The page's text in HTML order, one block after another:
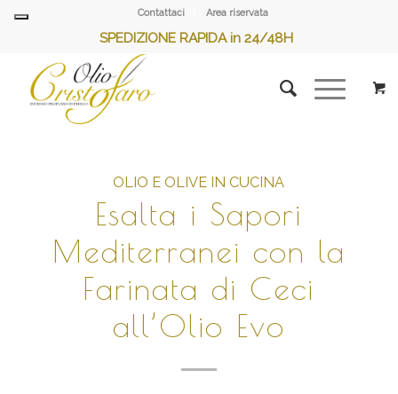
Contattaci Area riservata
SPEDIZIONE RAPIDA in 24/48H
OLIO E OLIVE IN CUCINA
Esalta i Sapori
Mediterranei con la
Farinata di Ceci
all’Olio Evo